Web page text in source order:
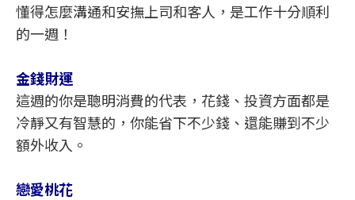
懂得怎麼溝通和安撫上司和客人，是工作十分順利
的一週！
金錢財運
這週的你是聰明消費的代表，花錢、投資方面都是
冷靜又有智慧的，你能省下不少錢、還能賺到不少
額外收入。
戀愛桃花